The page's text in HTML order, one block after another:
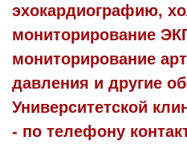
эхокардиографию,
мониторирование
мониторирование
давления и другие
Университетской
- по телефону